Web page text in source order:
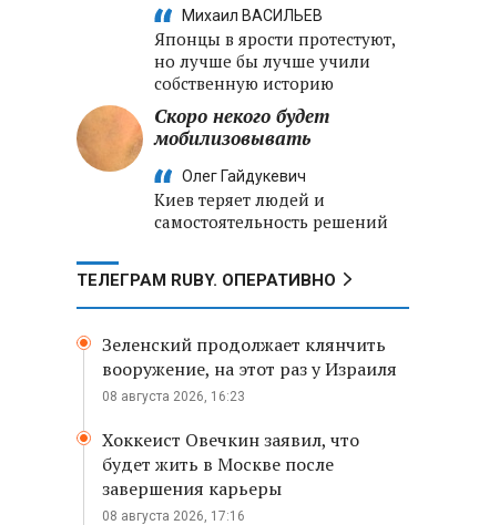
Михаил ВАСИЛЬЕВ
Японцы в ярости протестуют,
но лучше бы лучше учили
собственную историю
Скоро некого будет
мобилизовывать
Олег Гайдукевич
Киев теряет людей и
самостоятельность решений
ТЕЛЕГРАМ RUBY. ОПЕРАТИВНО
Зеленский продолжает клянчить
вооружение, на этот раз у Израиля
08 августа 2026, 16:23
Хоккеист Овечкин заявил, что
будет жить в Москве после
завершения карьеры
08 августа 2026, 17:16